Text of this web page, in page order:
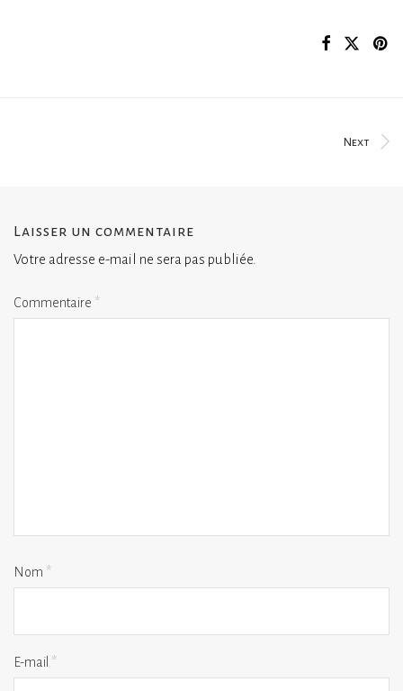
Next
Laisser un commentaire
Votre adresse e-mail ne sera pas publiée.
Commentaire *
Nom *
E-mail *